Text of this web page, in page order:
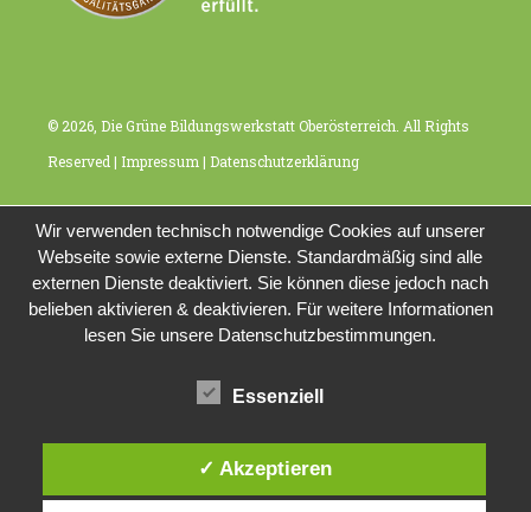
© 2026, Die Grüne Bildungswerkstatt Oberösterreich. All Rights
Reserved | Impressum | Datenschutzerklärung
Wir verwenden technisch notwendige Cookies auf unserer
Webseite sowie externe Dienste. Standardmäßig sind alle
externen Dienste deaktiviert. Sie können diese jedoch nach
belieben aktivieren & deaktivieren. Für weitere Informationen
lesen Sie unsere Datenschutzbestimmungen.
Essenziell
✓ Akzeptieren